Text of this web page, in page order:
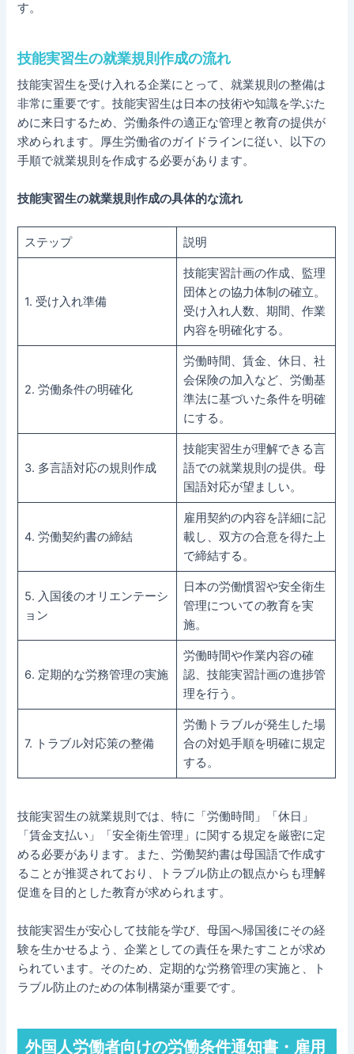
す。
技能実習生の就業規則作成の流れ
技能実習生を受け入れる企業にとって、就業規則の整備は
非常に重要です。技能実習生は日本の技術や知識を学ぶた
めに来日するため、労働条件の適正な管理と教育の提供が
求められます。厚生労働省のガイドラインに従い、以下の
手順で就業規則を作成する必要があります。
技能実習生の就業規則作成の具体的な流れ
ステップ 説明
1. 受け入れ準備
技能実習計画の作成、監理
団体との協力体制の確立。
受け入れ人数、期間、作業
内容を明確化する。
2. 労働条件の明確化
労働時間、賃金、休日、社
会保険の加入など、労働基
準法に基づいた条件を明確
にする。
3. 多言語対応の規則作成
技能実習生が理解できる言
語での就業規則の提供。母
国語対応が望ましい。
4. 労働契約書の締結
雇用契約の内容を詳細に記
載し、双方の合意を得た上
で締結する。
5. 入国後のオリエンテーシ
ョン
日本の労働慣習や安全衛生
管理についての教育を実
施。
6. 定期的な労務管理の実施
労働時間や作業内容の確
認、技能実習計画の進捗管
理を行う。
7. トラブル対応策の整備
労働トラブルが発生した場
合の対処手順を明確に規定
する。
技能実習生の就業規則では、特に「労働時間」「休日」
「賃金支払い」「安全衛生管理」に関する規定を厳密に定
める必要があります。また、労働契約書は母国語で作成す
ることが推奨されており、トラブル防止の観点からも理解
促進を目的とした教育が求められます。
技能実習生が安心して技能を学び、母国へ帰国後にその経
験を生かせるよう、企業としての責任を果たすことが求め
られています。そのため、定期的な労務管理の実施と、ト
ラブル防止のための体制構築が重要です。
外国人労働者向けの労働条件通知書・雇用